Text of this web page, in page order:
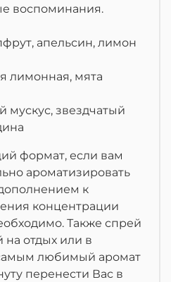
воспоминания.
апельсин, лимон
лимонная, мята
мускус, звездчатый
формат, если вам
ароматизировать
к
концентрации
Также спрей
на отдых или в
любимый аромат
перенести Вас в